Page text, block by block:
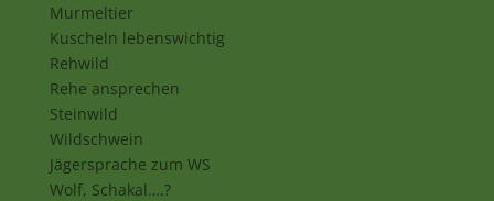
Murmeltier
Kuscheln lebenswichtig
Rehwild
Rehe ansprechen
Steinwild
Wildschwein
Jägersprache zum WS
Wolf, Schakal….?